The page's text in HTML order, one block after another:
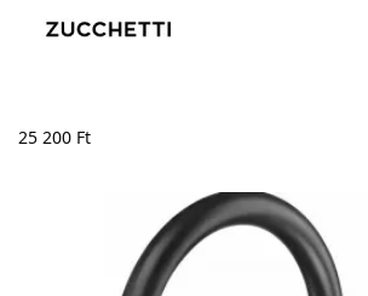
25 200 Ft